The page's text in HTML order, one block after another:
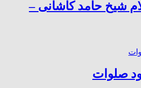
شیخ حامد کاشانی –
صلوات